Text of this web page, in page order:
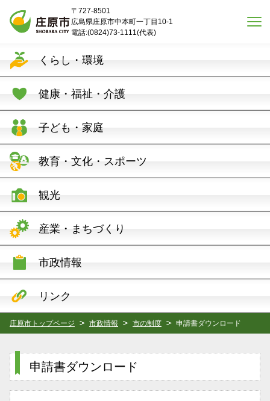
〒727-8501
広島県庄原市中本町一丁目10-1
電話:(0824)73-1111(代表)
くらし・環境
健康・福祉・介護
子ども・家庭
教育・文化・スポーツ
観光
産業・まちづくり
市政情報
リンク
庄原市トップページ 市政情報 市の制度 申請書ダウンロード
申請書ダウンロード